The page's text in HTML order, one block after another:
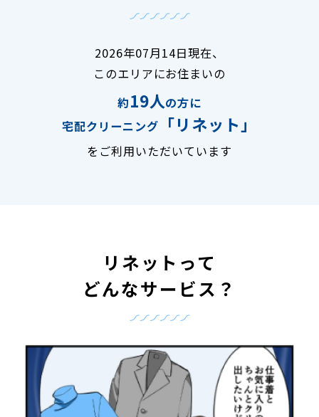
2026年07月14日現在、
このエリアにお住まいの
約19人の方に
宅配クリーニング
「リネット」
をご利用いただいています
リネットって
どんなサービス？